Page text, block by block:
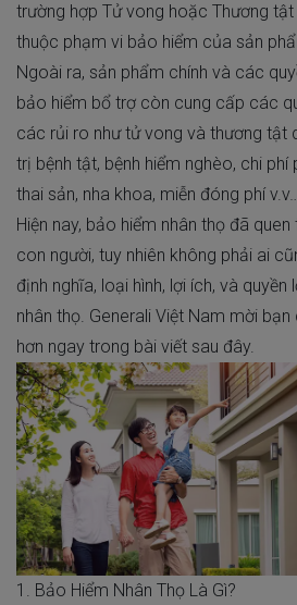
trường hợp Tử vong hoặc Thương
thuộc phạm vi bảo hiểm của sản
Ngoài ra, sản phẩm chính và các
bảo hiểm bổ trợ còn cung cấp các
các rủi ro như tử vong và thương tật
trị bệnh tật, bệnh hiểm nghèo, chi
thai sản, nha khoa, miễn đóng phí
Hiện nay, bảo hiểm nhân thọ đã
con người, tuy nhiên không phải ai
định nghĩa, loại hình, lợi ích, và
nhân thọ. Generali Việt Nam mời
hơn ngay trong bài viết sau đây.
1. Bảo Hiểm Nhân Thọ Là Gì?